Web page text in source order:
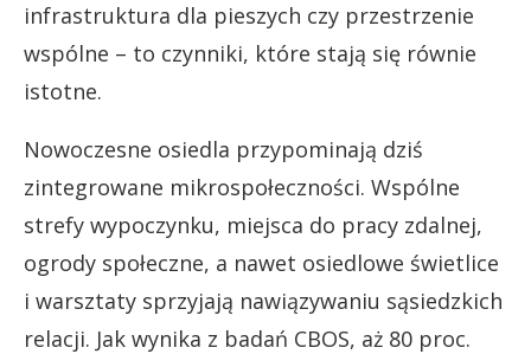
infrastruktura dla pieszych czy przestrzenie
wspólne – to czynniki, które stają się równie
istotne.
Nowoczesne osiedla przypominają dziś
zintegrowane mikrospołeczności. Wspólne
strefy wypoczynku, miejsca do pracy zdalnej,
ogrody społeczne, a nawet osiedlowe świetlice
i warsztaty sprzyjają nawiązywaniu sąsiedzkich
relacji. Jak wynika z badań CBOS, aż 80 proc.